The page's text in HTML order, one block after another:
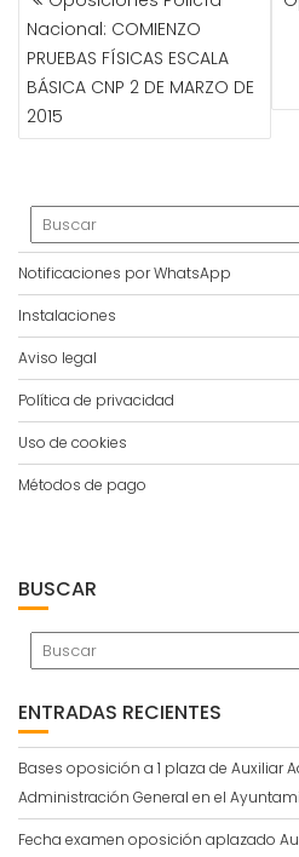
DE
ENTRADAS
Nacional: COMIENZO
PRUEBAS FÍSICAS ESCALA
BÁSICA CNP 2 DE MARZO DE
2015
Notificaciones por WhatsApp
Instalaciones
Aviso legal
Política de privacidad
Uso de cookies
Métodos de pago
BUSCAR
ENTRADAS RECIENTES
Bases oposición a 1 plaza de Auxiliar
Administración General en el
Fecha examen oposición aplazado